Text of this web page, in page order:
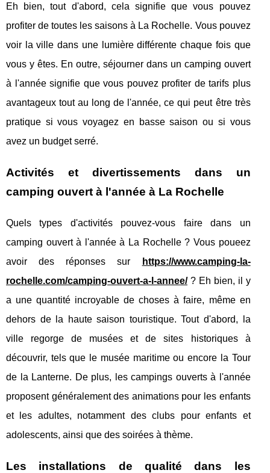
Eh bien, tout d'abord, cela signifie que vous pouvez
profiter de toutes les saisons à La Rochelle. Vous pouvez
voir la ville dans une lumière différente chaque fois que
vous y êtes. En outre, séjourner dans un camping ouvert
à l'année signifie que vous pouvez profiter de tarifs plus
avantageux tout au long de l'année, ce qui peut être très
pratique si vous voyagez en basse saison ou si vous
avez un budget serré.
Activités et divertissements dans un
camping ouvert à l'année à La Rochelle
Quels types d'activités pouvez-vous faire dans un
camping ouvert à l'année à La Rochelle ? Vous poueez
avoir des réponses sur
https://www.camping-la-
rochelle.com/camping-ouvert-a-l-annee/? Eh bien, il y
a une quantité incroyable de choses à faire, même en
dehors de la haute saison touristique. Tout d'abord, la
ville regorge de musées et de sites historiques à
découvrir, tels que le musée maritime ou encore la Tour
de la Lanterne. De plus, les campings ouverts à l'année
proposent généralement des animations pour les enfants
et les adultes, notamment des clubs pour enfants et
adolescents, ainsi que des soirées à thème.
Les installations de qualité dans les